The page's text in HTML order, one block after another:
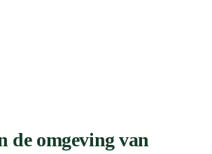
de omgeving van